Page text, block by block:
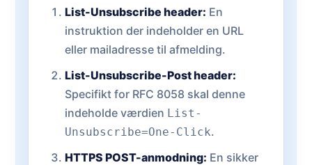
List-Unsubscribe header: En
instruktion der indeholder en URL
eller mailadresse til afmelding.
List-Unsubscribe-Post header:
Specifikt for RFC 8058 skal denne
indeholde værdien List-
Unsubscribe=One-Click.
HTTPS POST-anmodning: En sikker